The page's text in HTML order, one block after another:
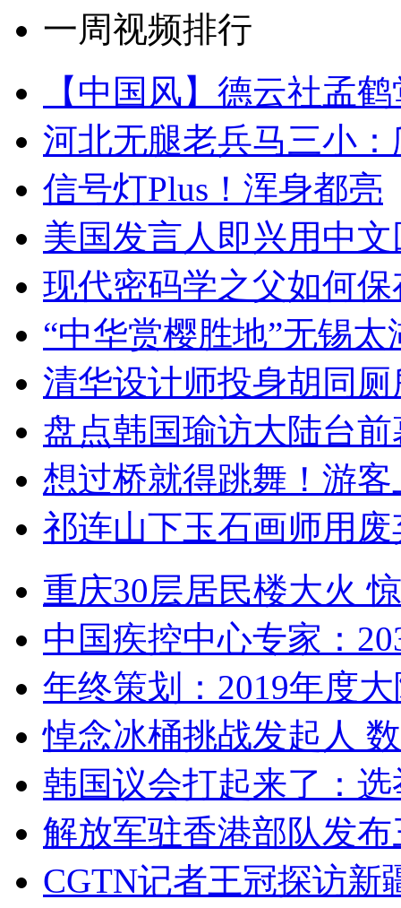
一周视频排行
【中国风】德云社孟
河北无腿老兵马三小
信号灯Plus！浑身都亮
美国发言人即兴用中
现代密码学之父如何
“中华赏樱胜地”无锡
清华设计师投身胡同
盘点韩国瑜访大陆台
想过桥就得跳舞！游客
祁连山下玉石画师用
重庆30层居民楼大火
中国疾控中心专家：
年终策划：2019年度
悼念冰桶挑战发起人
韩国议会打起来了：
解放军驻香港部队发
CGTN记者王冠探访新